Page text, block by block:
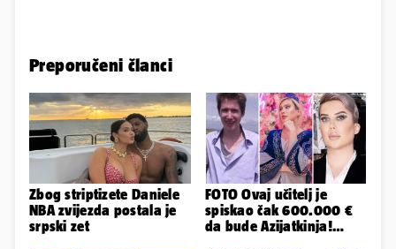
Preporučeni članci
Zbog striptizete Daniele
NBA zvijezda postala je
srpski zet
FOTO Ovaj učitelj je
spiskao čak 600.000 €
da bude Azijatkinja!